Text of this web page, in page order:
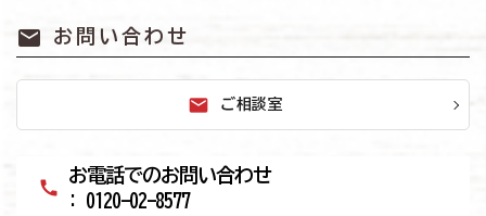
mail お問い合わせ
mail ご相談室
call
お電話でのお問い合わせ
: 0120-02-8577